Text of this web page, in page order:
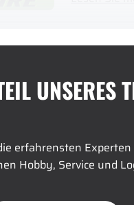
UNSERES
erfahrensten
Hobby, Service und